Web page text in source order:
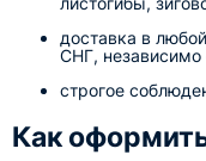
доставка в
СНГ, независимо
строгое
Как